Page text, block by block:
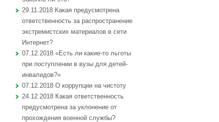
29.11.2018 Какая предусмотрена
ответственность за распространение
экстремистских материалов в сети
Интернет?
07.12.2018 «Есть ли какие-то льготы
при поступлении в вузы для детей-
инвалидов?»
07.12.2018 О коррупции на чистоту
24.12.2018 Какая ответственность
предусмотрена за уклонение от
прохождения военной службы?